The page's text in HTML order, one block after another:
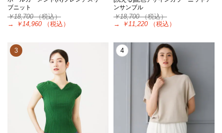
ブニット
￥18,700（税込）
→
￥14,960 （税込）
ンサンブル
￥18,700（税込）
→
￥11,220 （税込）
3 4